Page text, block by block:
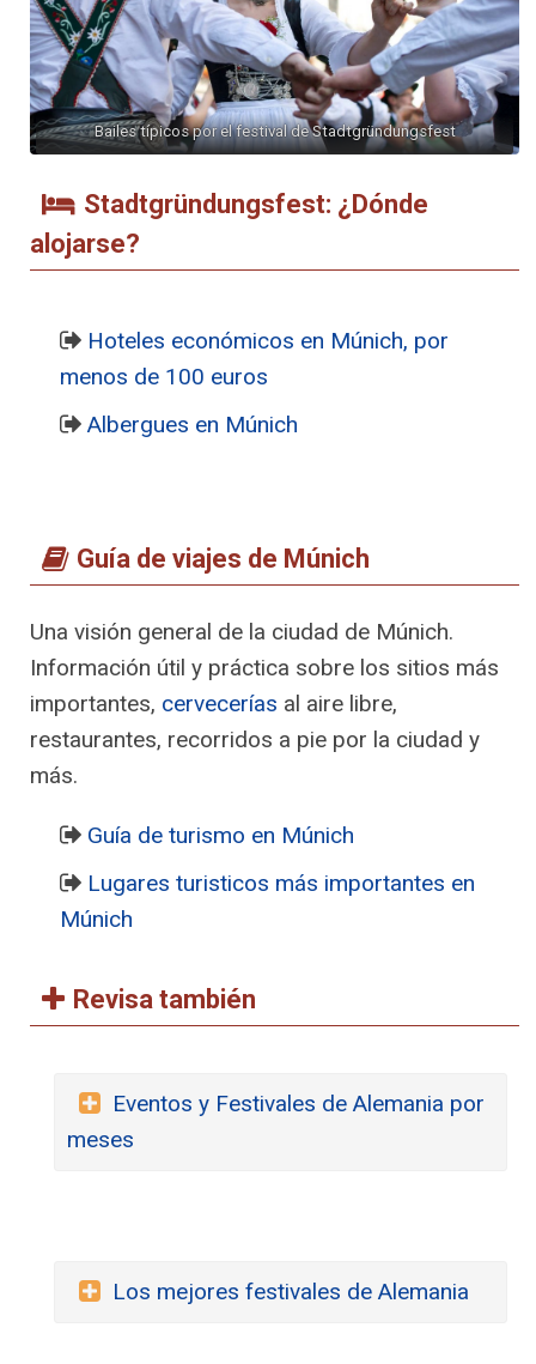
Bailes típicos por el festival de Stadtgründungsfest
Stadtgründungsfest: ¿Dónde
alojarse?
Hoteles económicos en Múnich, por
menos de 100 euros
Albergues en Múnich
Guía de viajes de Múnich
Una visión general de la ciudad de Múnich.
Información útil y práctica sobre los sitios más
importantes, cervecerías al aire libre,
restaurantes, recorridos a pie por la ciudad y
más.
Guía de turismo en Múnich
Lugares turisticos más importantes en
Múnich
Revisa también
Eventos y Festivales de Alemania por
meses
Los mejores festivales de Alemania